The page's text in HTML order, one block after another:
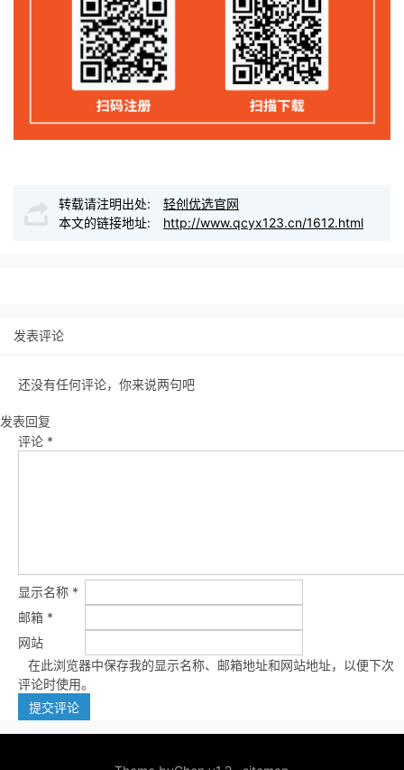
转载请注明出处:
轻创优选官网
本文的链接地址:
http://www.qcyx123.cn/1612.html
发表评论
还没有任何评论，你来说两句吧
发表回复
评论 *
显示名称 *
邮箱 *
网站
在此浏览器中保存我的显示名称、邮箱地址和网站地址，以便下次
评论时使用。